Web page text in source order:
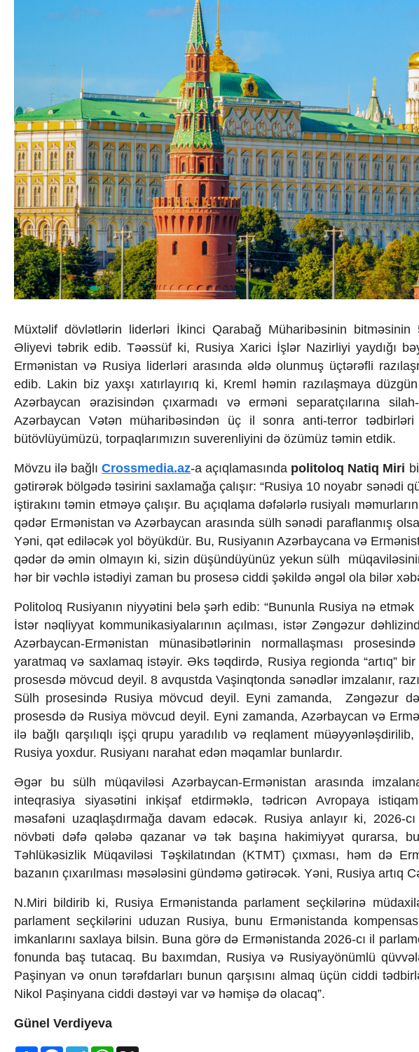
Multimedia
Foto
Video
İnfoqrafika
Podcast
Humanitar
Elm və təhsil
Mədəniyyət
Diaspor
Yüksəliş hekayəsi
Mədəniyyətimizin Zəfəri
Zəfər Diasporu
Səhiyyə
Ailə və uşaq
Turizm
İqtisadi xəbərlər
Energetika
Neft-qaz
Əmək və sosial siyasət
Kənd təsərrüfatı
Hərbi sənaye
Telekommunikasiya və nəqliyyat
COP29
Crossmedia.az - 1 yaş
Siyasət
Məhkəmə və hüquq
Ekologiya
Zəfər - 5
Gənclər və İdman
Media və QHT
Hadisə
Sosium
Mənəvi dəyərlər
Texnologiya
Mətbuat-150
Əlaqə
Missiyamız
Müxtəlif dövlətlərin liderləri İkinci Qarabağ Müharibəsinin
Əliyevi təbrik edib. Təəssüf ki, Rusiya Xarici İşlər Nazirliyi yaydığı
Ermənistan və Rusiya liderləri arasında əldə olunmuş üçtərəfli
edib. Lakin biz yaxşı xatırlayırıq ki, Kreml həmin razılaşmaya
Azərbaycan ərazisindən çıxarmadı və erməni separatçılarına
Azərbaycan Vətən müharibəsindən üç il sonra anti-terror
bütövlüyümüzü, torpaqlarımızın suverenliyini də özümüz təmin etdik.
Mövzu ilə bağlıCrossmedia.az-a açıqlamasında politoloq Natiq Miri
gətirərək bölgədə təsirini saxlamağa çalışır: “Rusiya 10 noyabr sənədi
iştirakını təmin etməyə çalışır. Bu açıqlama dəfələrlə rusiyalı
qədər Ermənistan və Azərbaycan arasında sülh sənədi paraflanmış
Yəni, qət ediləcək yol böyükdür. Bu, Rusiyanın Azərbaycana və
qədər də əmin olmayın ki, sizin düşündüyünüz yekun sülh
hər bir vəchlə istədiyi zaman bu prosesə ciddi şəkildə əngəl ola bilər
Politoloq Rusiyanın niyyətini belə şərh edib: “Bununla Rusiya nə
İstər nəqliyyat kommunikasiyalarının açılması, istər Zəngəzur
Azərbaycan-Ermənistan münasibətlərinin normallaşması
yaratmaq və saxlamaq istəyir. Əks təqdirdə, Rusiya regionda “artıq”
prosesdə mövcud deyil. 8 avqustda Vaşinqtonda sənədlər imzalanır,
Sülh prosesində Rusiya mövcud deyil. Eyni zamanda, Zəngəzur
prosesdə də Rusiya mövcud deyil. Eyni zamanda, Azərbaycan və
ilə bağlı qarşılıqlı işçi qrupu yaradılıb və reqlament
Rusiya yoxdur. Rusiyanı narahat edən məqamlar bunlardır.
Əgər bu sülh müqaviləsi Azərbaycan-Ermənistan arasında
inteqrasiya siyasətini inkişaf etdirməklə, tədricən Avropaya
məsafəni uzaqlaşdırmağa davam edəcək. Rusiya anlayır ki, 2026-
növbəti dəfə qələbə qazanar və tək başına hakimiyyət qurarsa,
Təhlükəsizlik Müqaviləsi Təşkilatından (KTMT) çıxması, həm də
bazanın çıxarılması məsələsini gündəmə gətirəcək. Yəni, Rusiya artıq
N.Miri bildirib ki, Rusiya Ermənistanda parlament seçkilərinə
parlament seçkilərini uduzan Rusiya, bunu Ermənistanda
imkanlarını saxlaya bilsin. Buna görə də Ermənistanda 2026-cı il
fonunda baş tutacaq. Bu baxımdan, Rusiya və Rusiyayönümlü
Paşinyan və onun tərəfdarları bunun qarşısını almaq üçün ciddi
Nikol Paşinyana ciddi dəstəyi var və həmişə də olacaq”.
Günel Verdiyeva
daimi nümayəndəsi geri çağırılıb